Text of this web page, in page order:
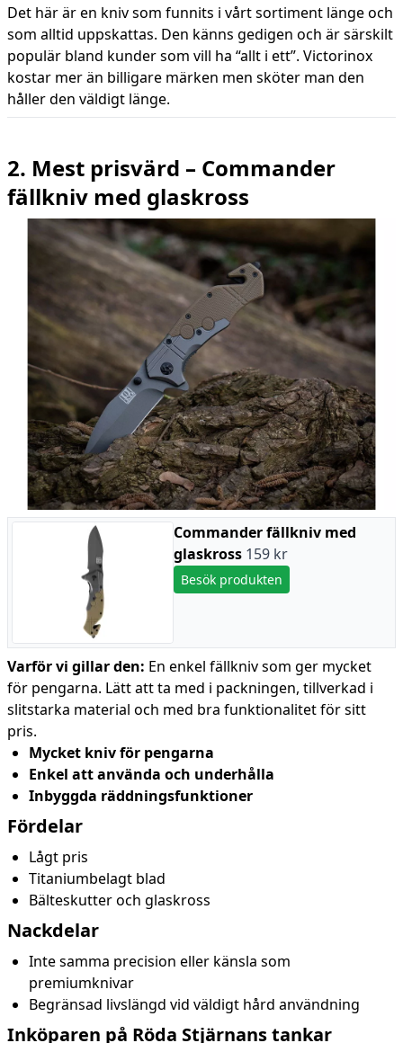
Det här är en kniv som funnits i vårt sortiment länge och
som alltid uppskattas. Den känns gedigen och är särskilt
populär bland kunder som vill ha “allt i ett”. Victorinox
kostar mer än billigare märken men sköter man den
håller den väldigt länge.
2. Mest prisvärd – Commander
fällkniv med glaskross
Commander fällkniv med
glaskross 159 kr
Besök produkten
Varför vi gillar den: En enkel fällkniv som ger mycket
för pengarna. Lätt att ta med i packningen, tillverkad i
slitstarka material och med bra funktionalitet för sitt
pris.
Mycket kniv för pengarna
Enkel att använda och underhålla
Inbyggda räddningsfunktioner
Fördelar
Lågt pris
Titaniumbelagt blad
Bälteskutter och glaskross
Nackdelar
Inte samma precision eller känsla som
premiumknivar
Begränsad livslängd vid väldigt hård användning
Inköparen på Röda Stjärnans tankar